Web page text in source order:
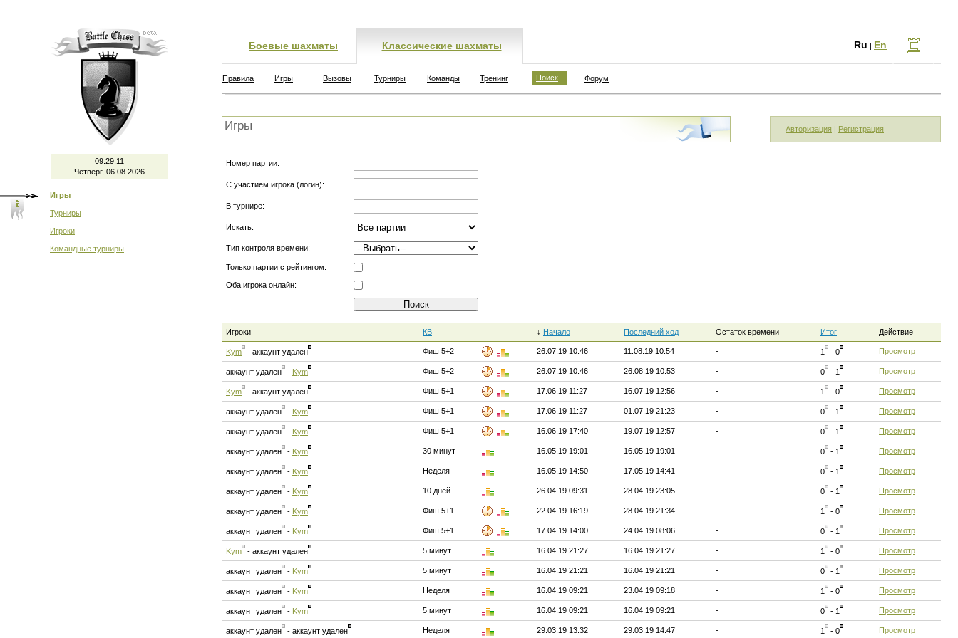
09:29:11
Четверг, 06.08.2026
Игры
Турниры
Игроки
Командные турниры
Боевые шахматы Классические шахматы Ru | En
Правила Игры Вызовы Турниры Команды Тренинг Поиск Форум
Игры Авторизация | Регистрация
Номер партии:
С участием игрока (логин):
В турнире:
Искать:
Тип контроля времени:
Только партии с рейтингом:
Оба игрока онлайн:
Игроки КВ ↓ Начало Последний ход Остаток времени Итог Действие
Kym - аккаунт удален Фиш 5+2 26.07.19 10:46 11.08.19 10:54 - 1 - 0 Просмотр
аккаунт удален - Kym Фиш 5+2 26.07.19 10:46 26.08.19 10:53 - 0 - 1 Просмотр
Kym - аккаунт удален Фиш 5+1 17.06.19 11:27 16.07.19 12:56 - 1 - 0 Просмотр
аккаунт удален - Kym Фиш 5+1 17.06.19 11:27 01.07.19 21:23 - 0 - 1 Просмотр
аккаунт удален - Kym Фиш 5+1 16.06.19 17:40 19.07.19 12:57 - 0 - 1 Просмотр
аккаунт удален - Kym 30 минут 16.05.19 19:01 16.05.19 19:01 - 0 - 1 Просмотр
аккаунт удален - Kym Неделя 16.05.19 14:50 17.05.19 14:41 - 0 - 1 Просмотр
аккаунт удален - Kym 10 дней 26.04.19 09:31 28.04.19 23:05 - 0 - 1 Просмотр
аккаунт удален - Kym Фиш 5+1 22.04.19 16:19 28.04.19 21:34 - 1 - 0 Просмотр
аккаунт удален - Kym Фиш 5+1 17.04.19 14:00 24.04.19 08:06 - 0 - 1 Просмотр
Kym - аккаунт удален 5 минут 16.04.19 21:27 16.04.19 21:27 - 1 - 0 Просмотр
аккаунт удален - Kym 5 минут 16.04.19 21:21 16.04.19 21:21 - 0 - 1 Просмотр
аккаунт удален - Kym Неделя 16.04.19 09:21 23.04.19 09:18 - 1 - 0 Просмотр
аккаунт удален - Kym 5 минут 16.04.19 09:21 16.04.19 09:21 - 0 - 1 Просмотр
аккаунт удален - аккаунт удален Неделя 29.03.19 13:32 29.03.19 14:47 - 1 - 0 Просмотр